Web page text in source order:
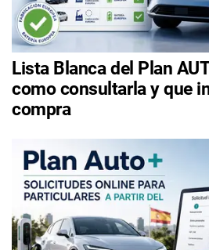
Lista Blanca del Plan
como consultarla y que
compra